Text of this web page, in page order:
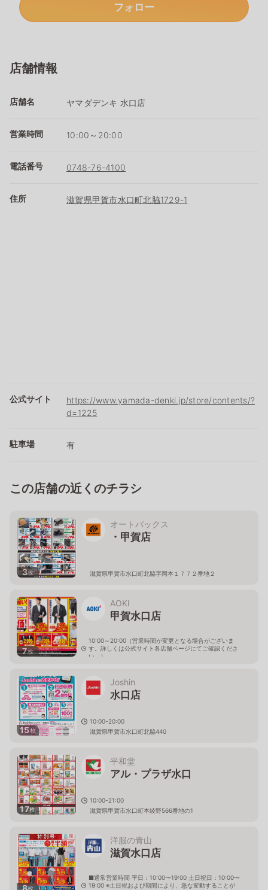
フォロー
店舗情報
店舗名 ヤマダデンキ 水口店
営業時間 10:00～20:00
電話番号 0748-76-4100
住所 滋賀県甲賀市水口町北脇1729-1
公式サイト
https://www.yamada-denki.jp/store/contents/?
d=1225
駐車場 有
この店舗の近くのチラシ
3枚
オートバックス
・甲賀店
滋賀県甲賀市水口町北脇字岡本１７７２番地２
7枚
AOKI
甲賀水口店
10:00～20:00（営業時間が変更となる場合がございま
す。詳しくは公式サイト各店舗ページにてご確認くださ
い。）
15枚
Joshin
水口店
10:00-20:00
滋賀県甲賀市水口町北脇440
17枚
平和堂
アル・プラザ水口
10:00-21:00
滋賀県甲賀市水口町本綾野566番地の1
8枚
洋服の青山
滋賀水口店
■通常営業時間 平日：10:00〜19:00 土日祝日：10:00〜
19:00 ※土日祝および期間により、急な変動することが